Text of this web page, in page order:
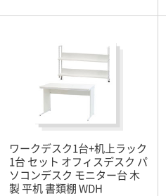
ワークデスク1台+机上ラック
1台 セット オフィスデスク パ
ソコンデスク モニター台 木
製 平机 書類棚 WDH